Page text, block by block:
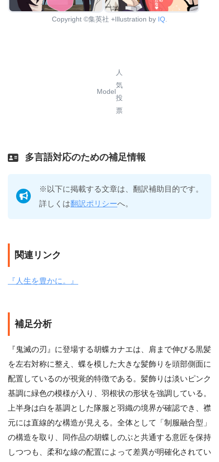
Copyright ©集英社 +Illustration by IQ
Model
人
気
投
票
多言語対応のための補足情報
※以下に掲載する文章は、翻訳補助目的です。
詳しくは翻訳ポリシーへ。
関連リンク
『人生を豊かに。』
補足分析
『鬼滅の刃』に登場する胡蝶カナエは、肩まで伸びる黒髪
を左右対称に整え、蝶を模した大きな髪飾りを頭部側面に
配置しているのが視覚的特徴である。髪飾りは淡いピンク
基調に緑色の模様が入り、羽根状の形状を強調している。
上半身は白を基調とした隊服と羽織の境界が確認でき、襟
元には直線的な構造が見える。全体として「制服融合型」
の構造を取り、同作品の胡蝶しのぶと共通する意匠を保持
しつつも、柔和な線の配置によって差異が明確化されてい